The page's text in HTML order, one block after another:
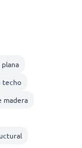
techo
madera